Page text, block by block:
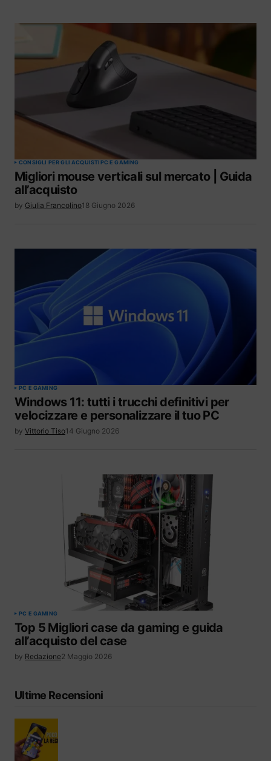
CONSIGLI PER GLI ACQUISTIPC E GAMING
Migliori mouse verticali sul mercato | Guida
all’acquisto
by Giulia Francolino18 Giugno 2026
PC E GAMING
Windows 11: tutti i trucchi definitivi per
velocizzare e personalizzare il tuo PC
by Vittorio Tiso14 Giugno 2026
PC E GAMING
Top 5 Migliori case da gaming e guida
all’acquisto del case
by Redazione2 Maggio 2026
Ultime Recensioni